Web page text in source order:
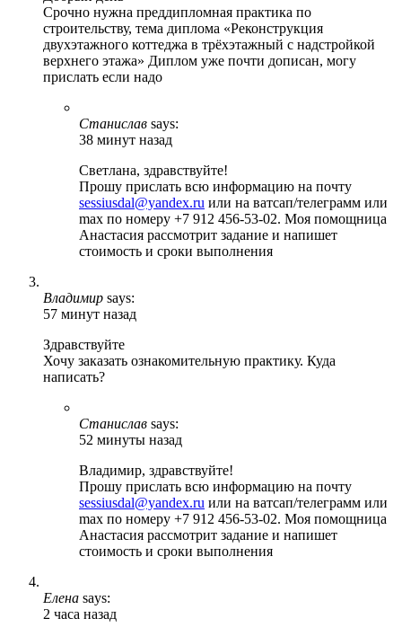
Срочно нужна преддипломная практика по
строительству, тема диплома «Реконструкция
двухэтажного коттеджа в трёхэтажный с надстройкой
верхнего этажа» Диплом уже почти дописан, могу
прислать если надо
Станислав says:
38 минут назад
Светлана, здравствуйте!
Прошу прислать всю информацию на почту
sessiusdal@yandex.ru или на ватсап/телеграмм или
max по номеру +7 912 456-53-02. Моя помощница
Анастасия рассмотрит задание и напишет
стоимость и сроки выполнения
Владимир says:
57 минут назад
Здравствуйте
Хочу заказать ознакомительную практику. Куда
написать?
Станислав says:
52 минуты назад
Владимир, здравствуйте!
Прошу прислать всю информацию на почту
sessiusdal@yandex.ru или на ватсап/телеграмм или
max по номеру +7 912 456-53-02. Моя помощница
Анастасия рассмотрит задание и напишет
стоимость и сроки выполнения
Елена says:
2 часа назад